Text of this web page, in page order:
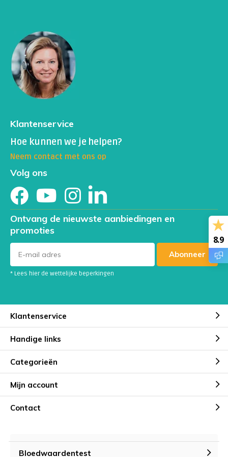
meetmethode: (CLIA)
Klantenservice
Hoe kunnen we je helpen?
Neem contact met ons op
Volg ons
Ontvang de nieuwste aanbiedingen en
promoties
Abonneer
* Lees hier de wettelijke beperkingen
Klantenservice
Handige links
Categorieën
Mijn account
Contact
Bloedwaardentest
8.9